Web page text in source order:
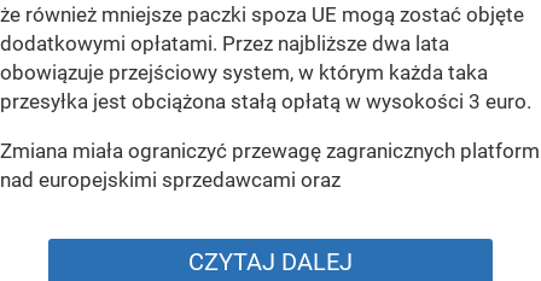
że również mniejsze paczki spoza UE mogą zostać objęte
dodatkowymi opłatami. Przez najbliższe dwa lata
obowiązuje przejściowy system, w którym każda taka
przesyłka jest obciążona stałą opłatą w wysokości 3 euro.
Zmiana miała ograniczyć przewagę zagranicznych platform
nad europejskimi sprzedawcami oraz
CZYTAJ DALEJ